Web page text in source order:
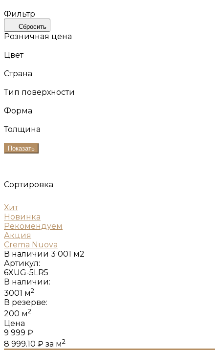
Фильтр
Сбросить
Розничная цена
Цвет
Страна
Тип поверхности
Форма
Толщина
Показать
Сортировка
Хит
Новинка
Рекомендуем
Акция
Crema Nuova
В наличии 3 001 м2
Артикул:
6XUG-5LR5
В наличии:
3001 м2
В резерве:
200 м2
Цена
9 999 ₽
8 999.10 ₽ за м2